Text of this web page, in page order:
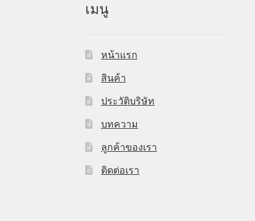
เมนู
หน้าแรก
สินค้า
ประวัติบริษัท
บทความ
ลูกค้าของเรา
ติดต่อเรา